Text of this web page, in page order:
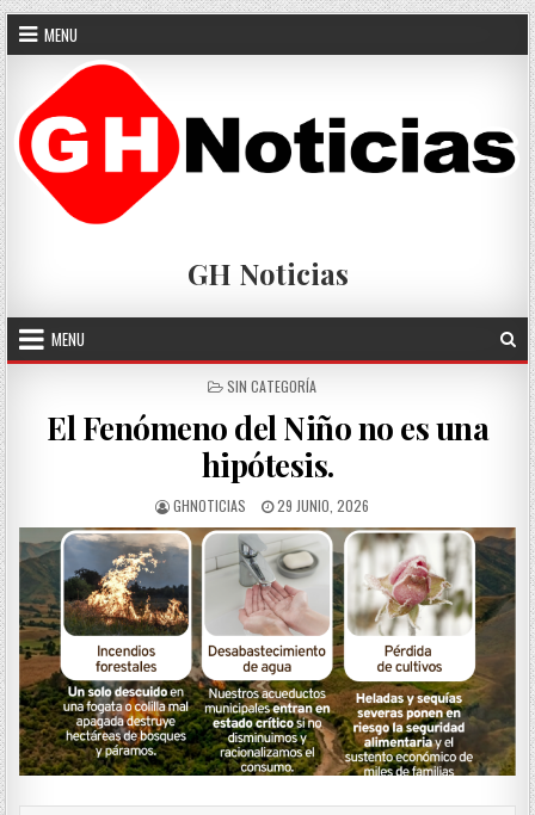
Skip
to
content
MENU
GH Noticias
MENU
POSTED
SIN CATEGORÍA
El Fenómeno del Niño no es una
hipótesis.
AUTHOR:
GHNOTICIAS
PUBLISHED
DATE:
29 JUNIO, 2026